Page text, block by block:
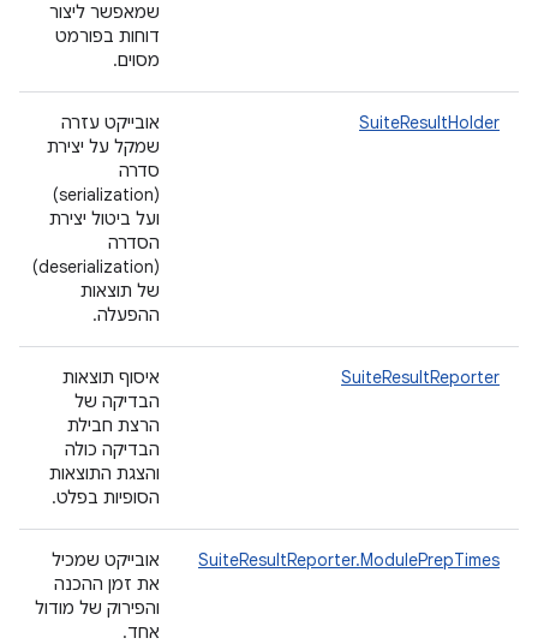
שמאפשר ליצור
דוחות בפורמט
מסוים.
SuiteResultHolder
אובייקט עזרה
שמקל על יצירת
סדרה
(serialization)
ועל ביטול יצירת
הסדרה
(deserialization)
של תוצאות
ההפעלה.
SuiteResultReporter
איסוף תוצאות
הבדיקה של
הרצת חבילת
הבדיקה כולה
והצגת התוצאות
הסופיות בפלט.
SuiteResultReporter.ModulePrepTimes
אובייקט שמכיל
את זמן ההכנה
והפירוק של מודול
אחד.